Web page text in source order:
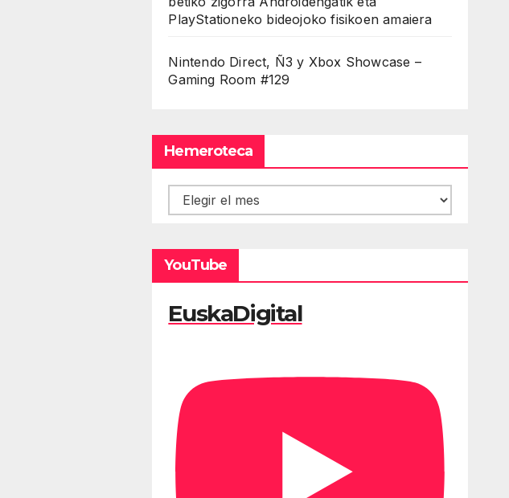
PlayStationeko bideojoko fisikoen amaiera
Nintendo Direct, Ñ3 y Xbox Showcase –
Gaming Room #129
Hemeroteca
Hemeroteca
YouTube
EuskaDigital